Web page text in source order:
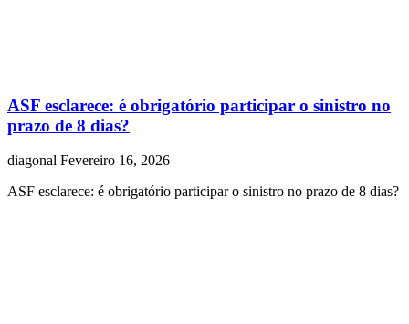
ASF esclarece: é obrigatório participar o sinistro no
prazo de 8 dias?
diagonal Fevereiro 16, 2026
ASF esclarece: é obrigatório participar o sinistro no prazo de 8 dias?